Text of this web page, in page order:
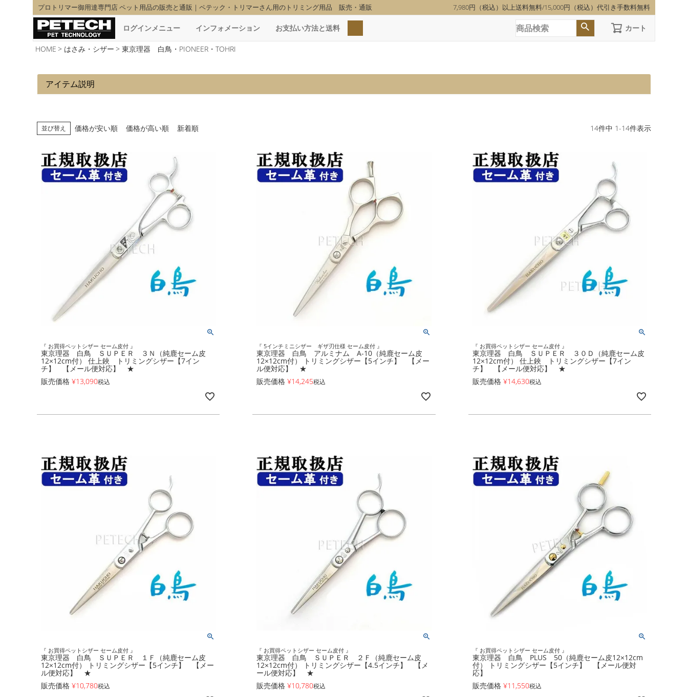
プロトリマー御用達専門店 ペット用品の販売と通販｜ペテック・トリマーさん用のトリミング用品 販売・通販 7,980円（税込）以上送料無料/15,000円（税込）代引き手数料無料
ログインメニュー インフォメーション お支払い方法と送料
検索 カート
HOME はさみ・シザー 東京理器 白鳥・PIONEER・TOHRI
アイテム説明
並び替え 価格が安い順 価格が高い順 新着順 14件中 1-14件表示
『 お買得ペットシザー セーム皮付 』
東京理器 白鳥 ＳＵＰＥＲ ３Ｎ（純鹿セーム皮
12×12cm付） 仕上鋏 トリミングシザー【7イン
チ】 【メール便対応】 ★
販売価格 ¥13,090税込
『 5インチミニシザー ギザ刃仕様 セーム皮付 』
東京理器 白鳥 アルミナム A-10（純鹿セーム皮
12×12cm付） トリミングシザー【5インチ】 【メー
ル便対応】 ★
販売価格 ¥14,245税込
『 お買得ペットシザー セーム皮付 』
東京理器 白鳥 ＳＵＰＥＲ ３０Ｄ（純鹿セーム皮
12×12cm付） 仕上鋏 トリミングシザー【7イン
チ】 【メール便対応】 ★
販売価格 ¥14,630税込
『 お買得ペットシザー セーム皮付 』
東京理器 白鳥 ＳＵＰＥＲ １Ｆ（純鹿セーム皮
12×12cm付） トリミングシザー【5インチ】 【メー
ル便対応】 ★
販売価格 ¥10,780税込
『 お買得ペットシザー セーム皮付 』
東京理器 白鳥 ＳＵＰＥＲ ２Ｆ（純鹿セーム皮
12×12cm付） トリミングシザー【4.5インチ】 【メ
ール便対応】 ★
販売価格 ¥10,780税込
『 お買得ペットシザー セーム皮付 』
東京理器 白鳥 PLUS 50（純鹿セーム皮12×12cm
付） トリミングシザー【5インチ】 【メール便対
応】
販売価格 ¥11,550税込